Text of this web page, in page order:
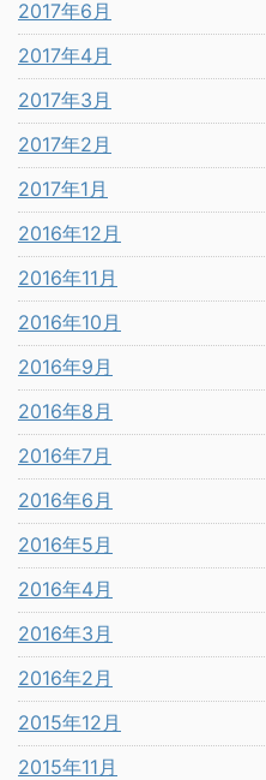
2017年6月
2017年4月
2017年3月
2017年2月
2017年1月
2016年12月
2016年11月
2016年10月
2016年9月
2016年8月
2016年7月
2016年6月
2016年5月
2016年4月
2016年3月
2016年2月
2015年12月
2015年11月